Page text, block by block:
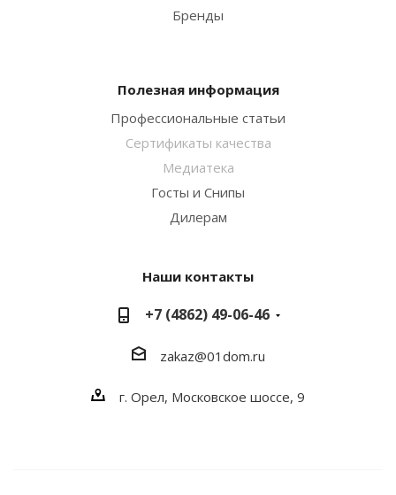
Бренды
Полезная информация
Профессиональные статьи
Сертификаты качества
Медиатека
Госты и Снипы
Дилерам
Наши контакты
+7 (4862) 49-06-46
zakaz@01dom.ru
г. Орел, Московское шоссе, 9